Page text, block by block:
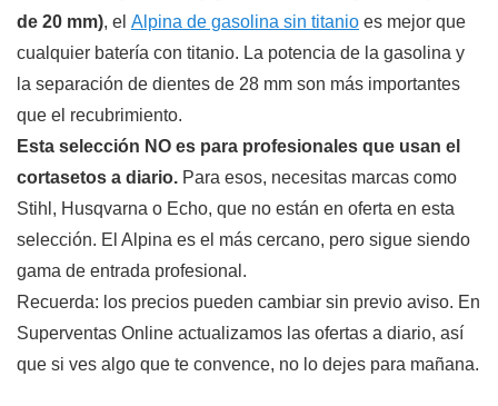
de 20 mm), el Alpina de gasolina sin titanio es mejor que
cualquier batería con titanio. La potencia de la gasolina y
la separación de dientes de 28 mm son más importantes
que el recubrimiento.
Esta selección NO es para profesionales que usan el
cortasetos a diario. Para esos, necesitas marcas como
Stihl, Husqvarna o Echo, que no están en oferta en esta
selección. El Alpina es el más cercano, pero sigue siendo
gama de entrada profesional.
Recuerda: los precios pueden cambiar sin previo aviso. En
Superventas Online actualizamos las ofertas a diario, así
que si ves algo que te convence, no lo dejes para mañana.